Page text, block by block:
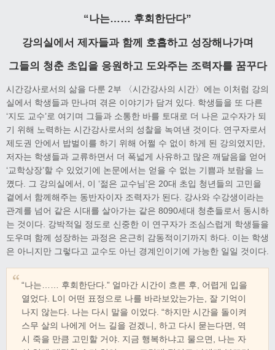
“나는…… 후회한단다”
강의실에서 제자들과 함께 호흡하고 성장해나가며
그들의 청춘 초입을 응원하고 도와주는 조력자를 꿈꾸다
시간강사로서의 삶을 다룬 2부 〈시간강사의 시간〉에는 이처럼 강의
실에서 학생들과 만나며 겪은 이야기가 담겨 있다. 학생들을 또 다른
‘지도 교수’로 여기며 그들과 소통한 바를 토대로 더 나은 교수자가 되
기 위해 노력하는 시간강사로서의 성찰을 녹여낸 것이다. 연구자로서
제도권 안에서 밥벌이를 하기 위해 어쩔 수 없이 하게 된 강의였지만,
저자는 학생들과 교류하면서 더 폭넓게 사유하고 많은 깨달음을 얻어
‘교학상장’할 수 있었기에 논문에서는 얻을 수 없는 기쁨과 보람을 느
꼈다. 그 강의실에서, 이 ‘젊은 교수님’은 20대 초입 청년들의 고민을
곁에서 함께해주는 동반자이자 조력자가 된다. 강사와 수강생이라는
관계를 넘어 같은 시대를 살아가는 같은 8090세대 청춘들로서 동시하
는 것이다. 강박적일 정도로 신중한 이 연구자가 조심스럽게 학생들을
도우며 함께 성장하는 과정은 은근히 감동적이기까지 하다. 이는 학생
은 아니지만 그렇다고 교수도 아닌 경계인이기에 가능한 일일 것이다.
“나는…… 후회한단다.” 얼마간 시간이 흐른 후, 어렵게 입을
열었다. L이 어떤 표정으로 나를 바라보았는가는, 잘 기억이
나지 않는다. 나는 다시 말을 이었다. “하지만 시간을 돌이켜
스무 살의 나에게 어느 길을 걷겠니, 하고 다시 묻는다면, 역
시 죽을 만큼 고민할 거야. 지금 행복하냐고 물으면, 나는 자